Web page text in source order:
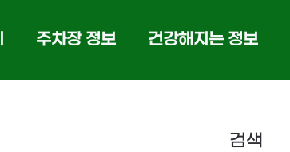
주차장 정보 건강해지는 정보
검색